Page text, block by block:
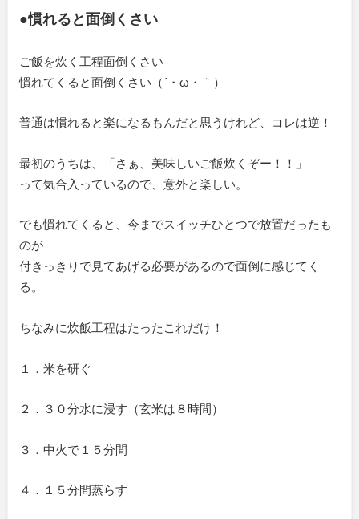
●慣れると面倒くさい
ご飯を炊く工程面倒くさい
慣れてくると面倒くさい（´・ω・｀）
普通は慣れると楽になるもんだと思うけれど、コレは逆！
最初のうちは、「さぁ、美味しいご飯炊くぞー！！」
って気合入っているので、意外と楽しい。
でも慣れてくると、今までスイッチひとつで放置だったも
のが
付きっきりで見てあげる必要があるので面倒に感じてく
る。
ちなみに炊飯工程はたったこれだけ！
１．米を研ぐ
２．３０分水に浸す（玄米は８時間）
３．中火で１５分間
４．１５分間蒸らす